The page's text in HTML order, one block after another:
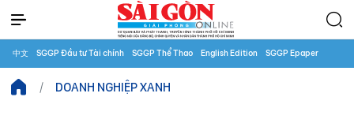
中文 SGGP Đầu tư Tài chính SGGP Thể Thao English Edition SGGP Epaper
DOANH NGHIỆP XANH